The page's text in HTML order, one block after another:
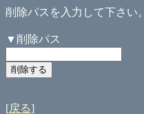
削除パスを入力して下さい。
▼削除パス
[戻る]